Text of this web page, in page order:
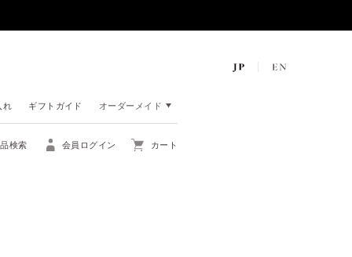
れ ギフトガイド オーダーメイド
検索 会員ログイン カート